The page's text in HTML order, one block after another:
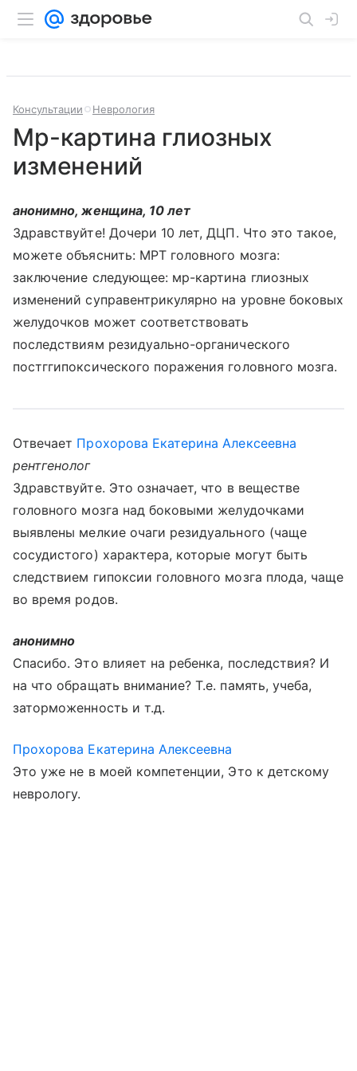
Консультации Неврология
Мр-картина глиозных
изменений
анонимно, женщина, 10 лет
Здравствуйте! Дочери 10 лет, ДЦП. Что это такое,
можете объяснить: МРТ головного мозга:
заключение следующее: мр-картина глиозных
изменений суправентрикулярно на уровне боковых
желудочков может соответствовать
последствиям резидуально-органического
постггипоксического поражения головного мозга.
Отвечает Прохорова Екатерина Алексеевна
рентгенолог
Здравствуйте. Это означает, что в веществе
головного мозга над боковыми желудочками
выявлены мелкие очаги резидуального (чаще
сосудистого) характера, которые могут быть
следствием гипоксии головного мозга плода, чаще
во время родов.
анонимно
Спасибо. Это влияет на ребенка, последствия? И
на что обращать внимание? Т.е. память, учеба,
заторможенность и т.д.
Прохорова Екатерина Алексеевна
Это уже не в моей компетенции, Это к детскому
неврологу.